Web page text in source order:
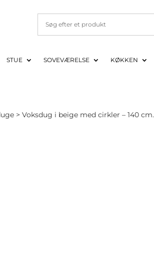
STUE SOVEVÆRELSE KØKKEN
> Voksdug i beige med cirkler – 140 cm.